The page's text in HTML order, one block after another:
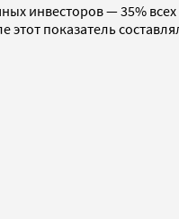
инвесторов — 35%
показатель